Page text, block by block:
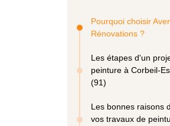
Pourquoi choisir
Rénovations ?
Les étapes d'un
peinture à Corbeil-
(91)
Les bonnes raisons
vos travaux de